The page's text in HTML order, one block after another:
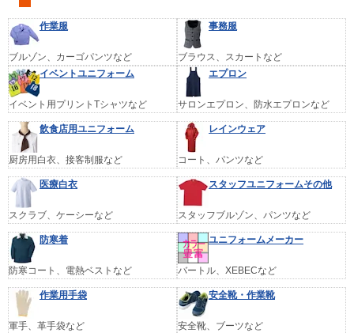
作業服
ブルゾン、カーゴパンツなど
事務服
ブラウス、スカートなど
イベントユニフォーム
イベント用プリントTシャツなど
エプロン
サロンエプロン、防水エプロンなど
飲食店用ユニフォーム
厨房用白衣、接客制服など
レインウェア
コート、パンツなど
医療白衣
スクラブ、ケーシーなど
スタッフユニフォームその他
スタッフブルゾン、パンツなど
防寒着
防寒コート、電熱ベストなど
ユニフォームメーカー
バートル、XEBECなど
作業用手袋
軍手、革手袋など
安全靴・作業靴
安全靴、ブーツなど